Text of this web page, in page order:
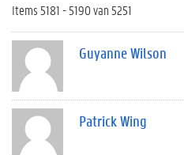
Items 5181 - 5190 van 5251
Guyanne Wilson
Patrick Wing